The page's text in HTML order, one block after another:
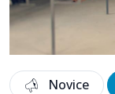
Novice